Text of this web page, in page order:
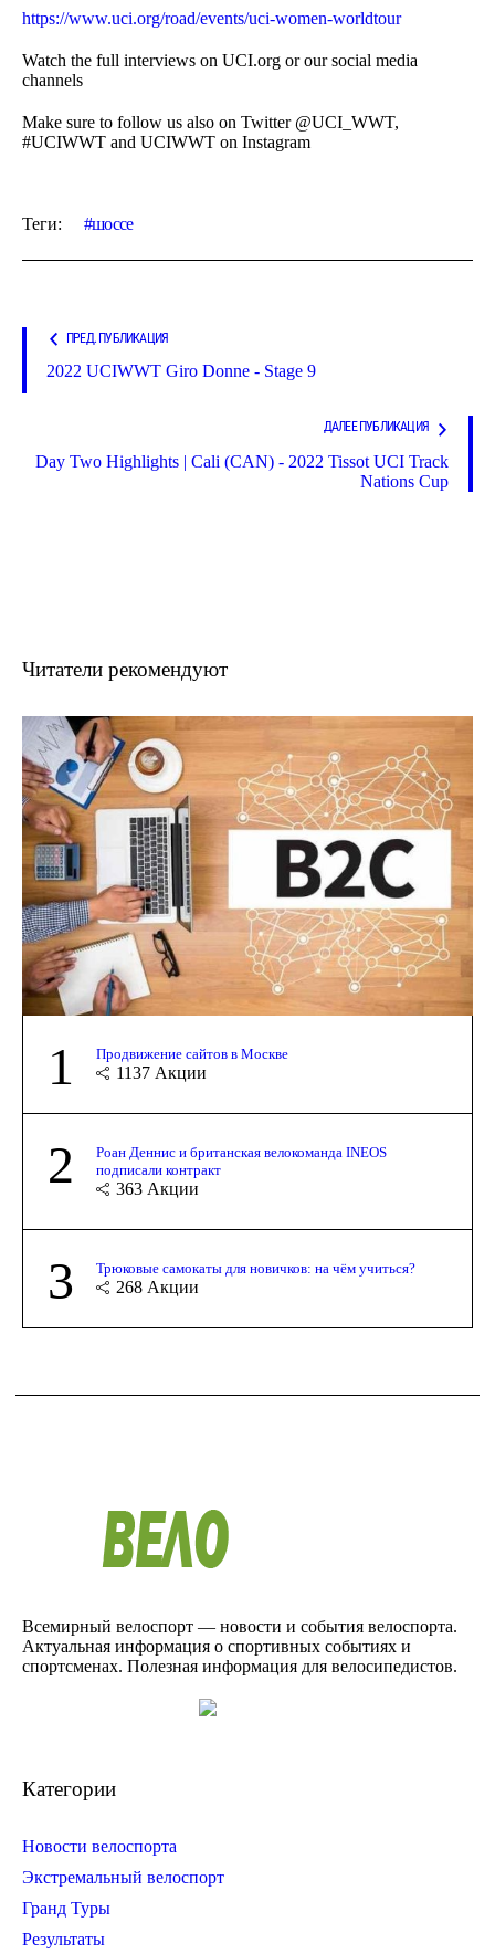
https://www.uci.org/road/events/uci-women-worldtour
Watch the full interviews on UCI.org or our social media
channels
Make sure to follow us also on Twitter @UCI_WWT,
#UCIWWT and UCIWWT on Instagram
Теги: шоссе
ПРЕД. ПУБЛИКАЦИЯ
2022 UCIWWT Giro Donne - Stage 9
ДАЛЕЕ ПУБЛИКАЦИЯ
Day Two Highlights | Cali (CAN) - 2022 Tissot UCI Track
Nations Cup
Читатели рекомендуют
1 Продвижение сайтов в Москве
1137 Акции
2
Роан Деннис и британская велокоманда INEOS
подписали контракт
363 Акции
3 Трюковые самокаты для новичков: на чём учиться?
268 Акции
Всемирный велоспорт — новости и события велоспорта.
Актуальная информация о спортивных событиях и
спортсменах. Полезная информация для велосипедистов.
Категории
Новости велоспорта
Экстремальный велоспорт
Гранд Туры
Результаты